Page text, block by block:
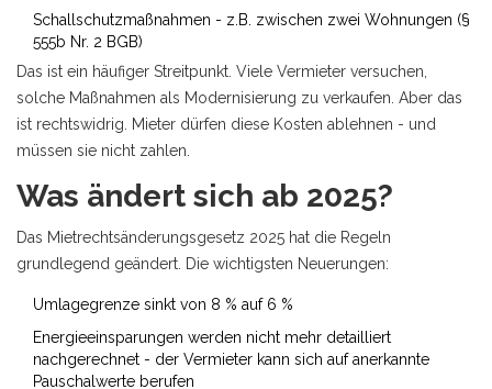
Schallschutzmaßnahmen - z.B. zwischen zwei Wohnungen (§
555b Nr. 2 BGB)
Das ist ein häufiger Streitpunkt. Viele Vermieter versuchen,
solche Maßnahmen als Modernisierung zu verkaufen. Aber das
ist rechtswidrig. Mieter dürfen diese Kosten ablehnen - und
müssen sie nicht zahlen.
Was ändert sich ab 2025?
Das Mietrechtsänderungsgesetz 2025 hat die Regeln
grundlegend geändert. Die wichtigsten Neuerungen:
Umlagegrenze sinkt von 8 % auf 6 %
Energieeinsparungen werden nicht mehr detailliert
nachgerechnet - der Vermieter kann sich auf anerkannte
Pauschalwerte berufen